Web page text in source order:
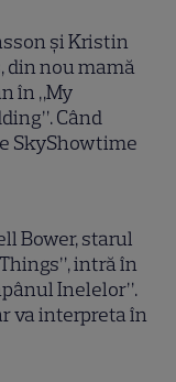
și Kristin
din nou mamă
în „My
Când
SkyShowtime
Bower, starul
intră în
Inelelor”.
va interpreta în